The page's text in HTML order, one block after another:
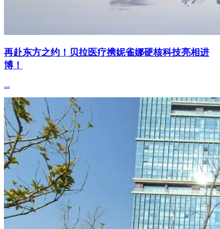
再赴东方之约！贝拉医疗携妮雀娜硬核科技亮相进
博！
...